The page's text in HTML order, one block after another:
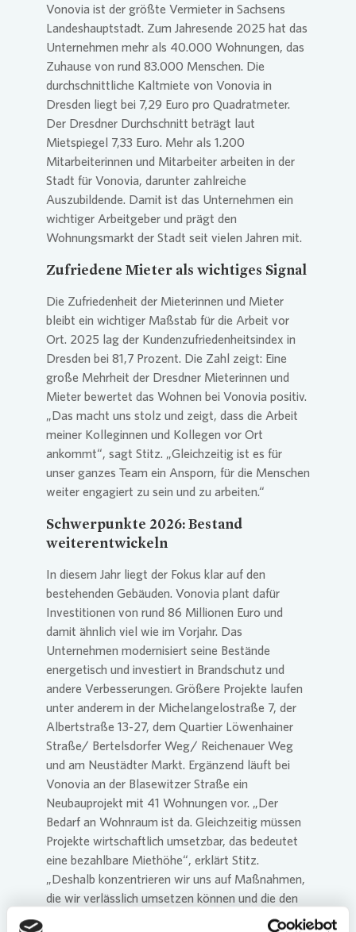
Vonovia ist der größte Vermieter in Sachsens
Landeshauptstadt. Zum Jahresende 2025 hat das
Unternehmen mehr als 40.000 Wohnungen, das
Zuhause von rund 83.000 Menschen. Die
durchschnittliche Kaltmiete von Vonovia in
Dresden liegt bei 7,29 Euro pro Quadratmeter.
Der Dresdner Durchschnitt beträgt laut
Mietspiegel 7,33 Euro. Mehr als 1.200
Mitarbeiterinnen und Mitarbeiter arbeiten in der
Stadt für Vonovia, darunter zahlreiche
Auszubildende. Damit ist das Unternehmen ein
wichtiger Arbeitgeber und prägt den
Wohnungsmarkt der Stadt seit vielen Jahren mit.
Zufriedene Mieter als wichtiges Signal
Die Zufriedenheit der Mieterinnen und Mieter
bleibt ein wichtiger Maßstab für die Arbeit vor
Ort. 2025 lag der Kundenzufriedenheitsindex in
Dresden bei 81,7 Prozent. Die Zahl zeigt: Eine
große Mehrheit der Dresdner Mieterinnen und
Mieter bewertet das Wohnen bei Vonovia positiv.
„Das macht uns stolz und zeigt, dass die Arbeit
meiner Kolleginnen und Kollegen vor Ort
ankommt“, sagt Stitz. „Gleichzeitig ist es für
unser ganzes Team ein Ansporn, für die Menschen
weiter engagiert zu sein und zu arbeiten.“
Schwerpunkte 2026: Bestand
weiterentwickeln
In diesem Jahr liegt der Fokus klar auf den
bestehenden Gebäuden. Vonovia plant dafür
Investitionen von rund 86 Millionen Euro und
damit ähnlich viel wie im Vorjahr. Das
Unternehmen modernisiert seine Bestände
energetisch und investiert in Brandschutz und
andere Verbesserungen. Größere Projekte laufen
unter anderem in der Michelangelostraße 7, der
Albertstraße 13-27, dem Quartier Löwenhainer
Straße/ Bertelsdorfer Weg/ Reichenauer Weg
und am Neustädter Markt. Ergänzend läuft bei
Vonovia an der Blasewitzer Straße ein
Neubauprojekt mit 41 Wohnungen vor. „Der
Bedarf an Wohnraum ist da. Gleichzeitig müssen
Projekte wirtschaftlich umsetzbar, das bedeutet
eine bezahlbare Miethöhe“, erklärt Stitz.
„Deshalb konzentrieren wir uns auf Maßnahmen,
die wir verlässlich umsetzen können und die den
Bestand sinnvoll ergänzen.“ Das Umfeld für